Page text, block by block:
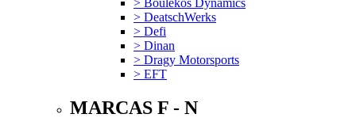
> DeatschWerks
> Defi
> Dinan
> Dragy Motorsports
> EFT
MARCAS F - N